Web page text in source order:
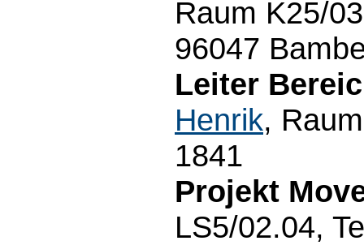
Raum K25/
96047
Leiter
Henrik,
1841
Projekt
LS5/02.04,